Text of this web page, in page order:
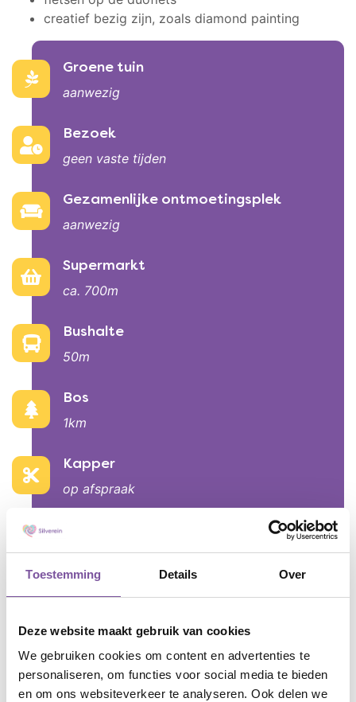
Toestemming Details Over
Deze website maakt gebruik van cookies
We gebruiken cookies om content en advertenties te
personaliseren, om functies voor social media te bieden
en om ons websiteverkeer te analyseren. Ook delen we
creatief bezig zijn, zoals diamond painting
Faciliteiten
Groene tuin
aanwezig
Bezoek
geen vaste tijden
Gezamenlijke ontmoetingsplek
aanwezig
Supermarkt
ca. 700m
Bushalte
50m
Bos
1km
Kapper
op afspraak
op afspraak
Contact De Plataan
088-3560000 - Klantcontactcentrum